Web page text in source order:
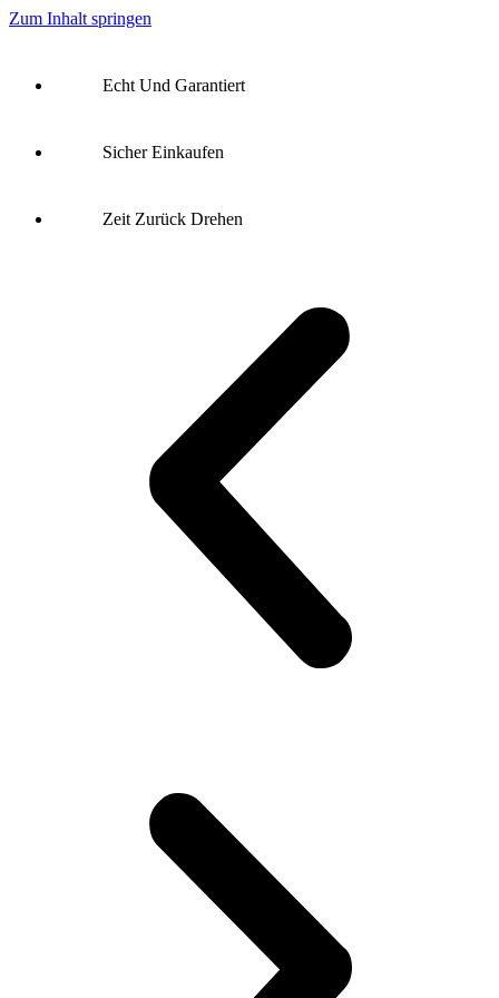
Zum Inhalt springen
Echt Und Garantiert
Sicher Einkaufen
Zeit Zurück Drehen